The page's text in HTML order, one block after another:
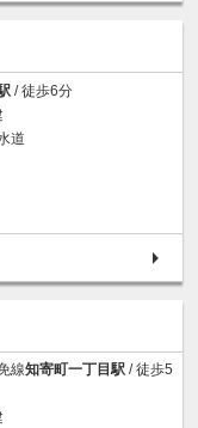
/ 徒歩6分
道
線知寄町一丁目駅 / 徒歩5